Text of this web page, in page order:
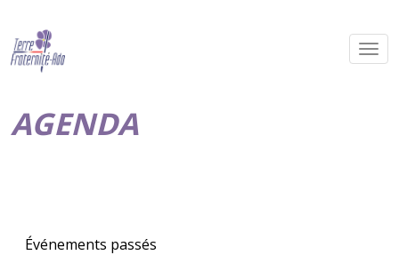
AGENDA
Événements passés